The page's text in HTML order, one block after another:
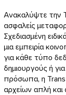
Ανακαλύψτε την
ασφαλείς
Σχεδιασμένη
μια εμπειρία
για κάθε τύπο
δημιουργούς ή
πρόσωπα, η
αρχείων απλή και